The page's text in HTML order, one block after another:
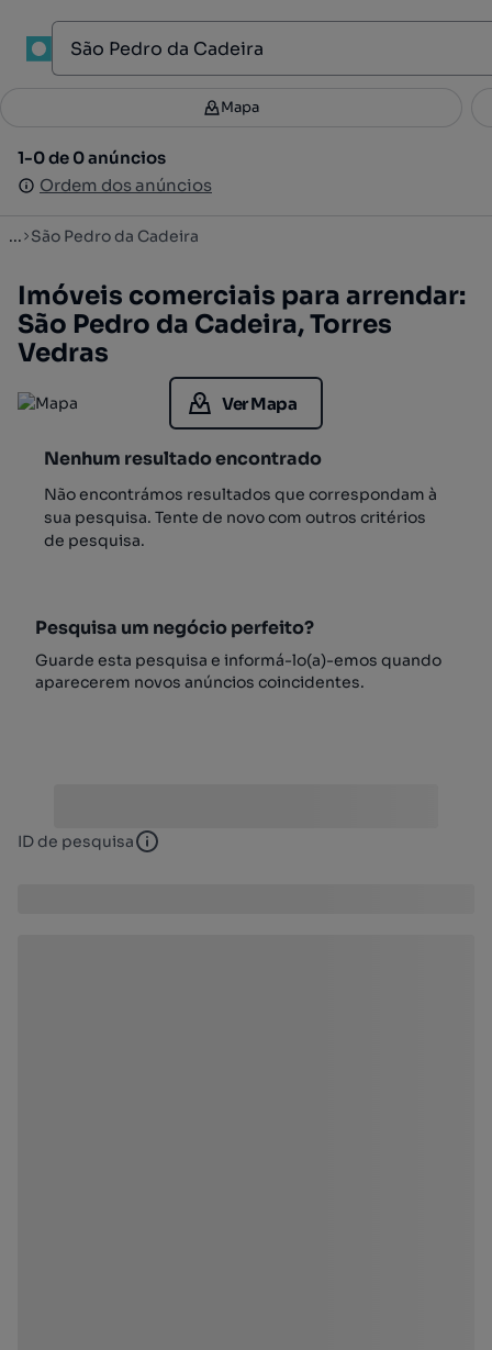
Filtros 3
1-0 de 0 anúncios
Ordem dos anúncios
Mapa
1-0 de 0 anúncios
Ordem dos anúncios
... São Pedro da Cadeira
Imóveis comerciais para arrendar:
São Pedro da Cadeira, Torres
Vedras
Ver Mapa
Nenhum resultado encontrado
Não encontrámos resultados que correspondam à
sua pesquisa. Tente de novo com outros critérios
de pesquisa.
Pesquisa um negócio perfeito?
Guarde esta pesquisa e informá-lo(a)-emos quando
aparecerem novos anúncios coincidentes.
ID de pesquisa ID de pesquisa